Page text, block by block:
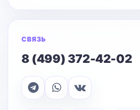
СВЯЗЬ
8 (499) 372-42-02